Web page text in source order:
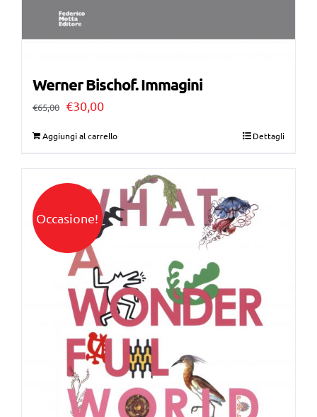
Werner Bischof. Immagini
€65,00 Il
€65,00.
€30,00Il
€30,00.
Aggiungi al carrello Dettagli
Occasione!